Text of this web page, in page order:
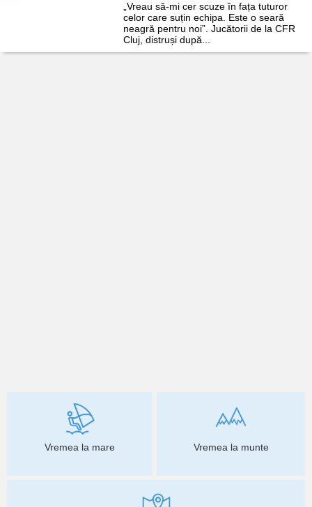
„Vreau să-mi cer scuze în fața tuturor
celor care suțin echipa. Este o seară
neagră pentru noi”. Jucătorii de la CFR
Cluj, distruși după...
Vremea la mare Vremea la munte